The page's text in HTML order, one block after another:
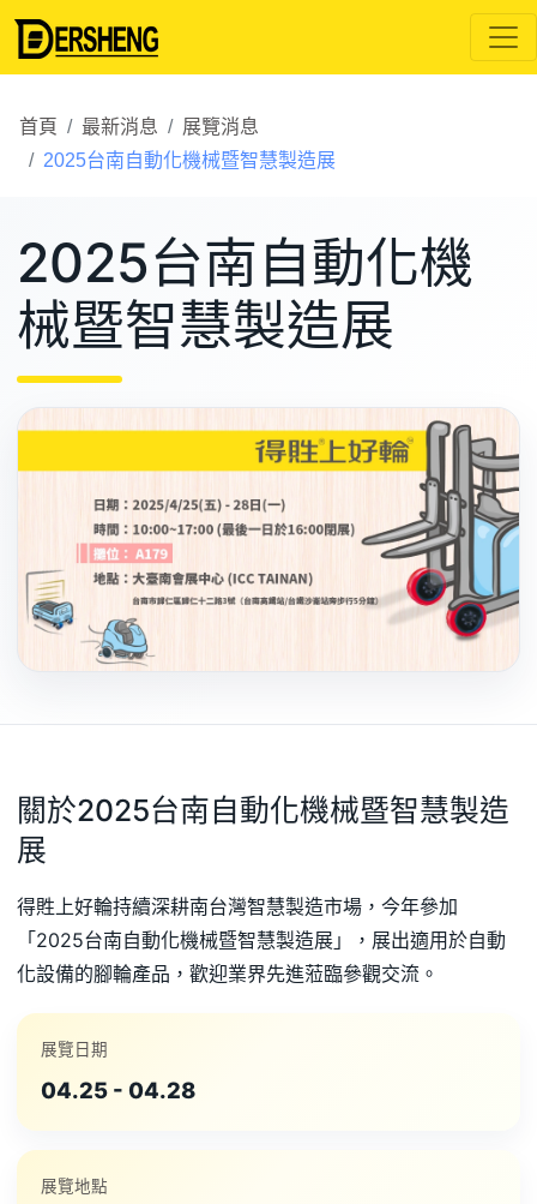
首頁 最新消息
展覽消息
2025台南自動化機械暨智慧製造展
2025台南自動化機
械暨智慧製造展
關於2025台南自動化機械暨智慧製造
展
得貹上好輪持續深耕南台灣智慧製造市場，今年參加
「2025台南自動化機械暨智慧製造展」，展出適用於自動
化設備的腳輪產品，歡迎業界先進蒞臨參觀交流。
展覽日期
04.25 - 04.28
展覽地點